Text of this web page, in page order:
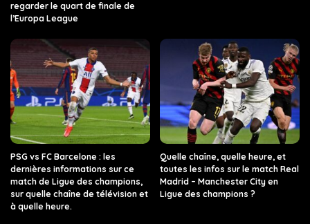
regarder le quart de finale de
l’Europa League
PSG vs FC Barcelone : les
dernières informations sur ce
match de Ligue des champions,
sur quelle chaîne de télévision et
à quelle heure.
Quelle chaîne, quelle heure, et
toutes les infos sur le match Real
Madrid – Manchester City en
Ligue des champions ?